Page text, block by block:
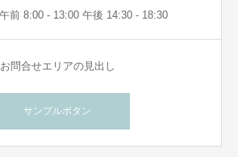
前 8:00 - 13:00 午後 14:30 - 18:30
お問合せエリアの見出し
サンプルボタン